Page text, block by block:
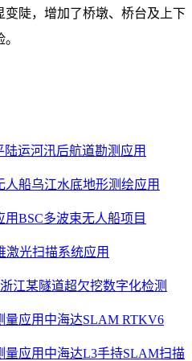
陡，增加了桥墩、桥台及上下
运河汛后航道勘测应用
船乌江水底地形测绘应用
BSC多波束无人船项目
激光扫描系统应用
江某隧道超欠挖数字化检测
量应用中海达SLAM RTKV6
量应用中海达L3手持SLAM扫描